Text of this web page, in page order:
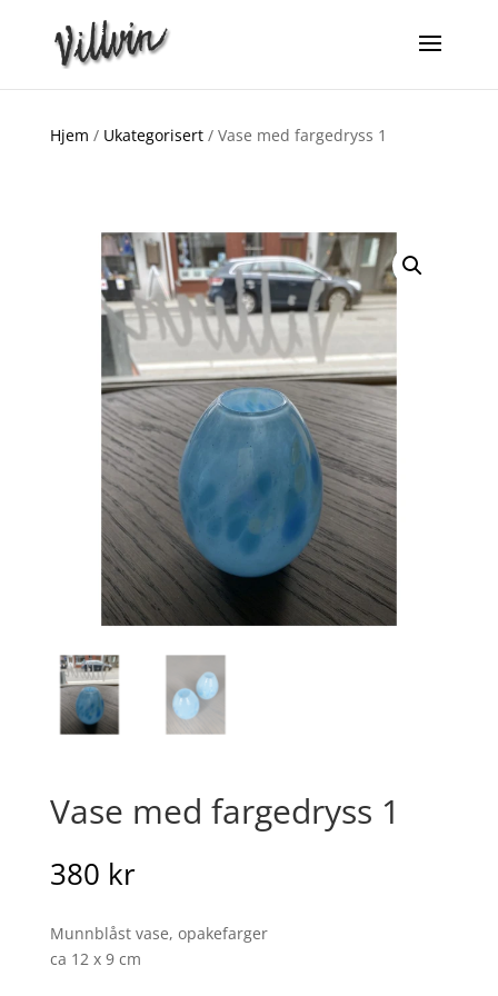
Hjem / Ukategorisert/ Vase med fargedryss 1
Vase med fargedryss 1
380 kr
Munnblåst vase, opakefarger
ca 12 x 9 cm